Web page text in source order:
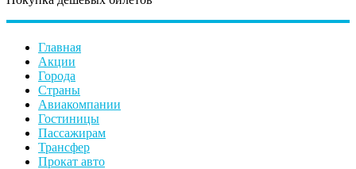
Главная
Акции
Города
Страны
Авиакомпании
Гостиницы
Пассажирам
Трансфер
Прокат авто